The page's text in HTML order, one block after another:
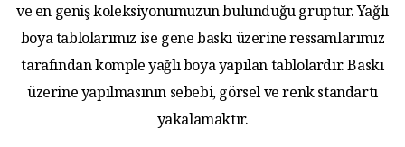
ve en geniş koleksiyonumuzun bulunduğu gruptur. Yağlı
boya tablolarımız ise gene baskı üzerine ressamlarımız
tarafından komple yağlı boya yapılan tablolardır. Baskı
üzerine yapılmasının sebebi, görsel ve renk standartı
yakalamaktır.